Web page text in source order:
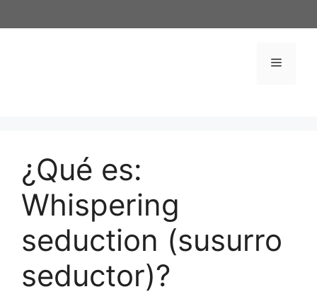
al
Menú
¿Qué es:
Whispering
seduction (susurro
seductor)?